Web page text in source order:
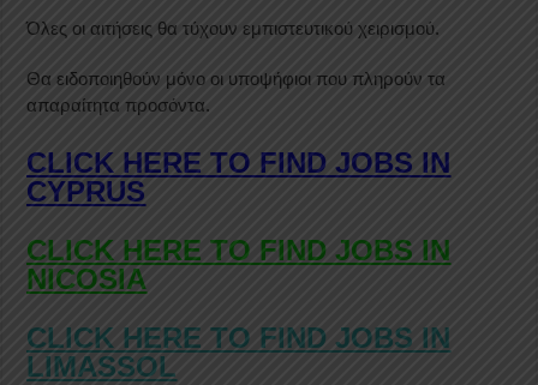
Όλες οι αιτήσεις θα τύχουν εμπιστευτικού χειρισμού.
Θα ειδοποιηθούν μόνο οι υποψήφιοι που πληρούν τα
απαραίτητα προσόντα.
CLICK HERE TO FIND JOBS IN
CYPRUS
CLICK HERE TO FIND JOBS IN
NICOSIA
CLICK HERE TO FIND JOBS IN
LIMASSOL